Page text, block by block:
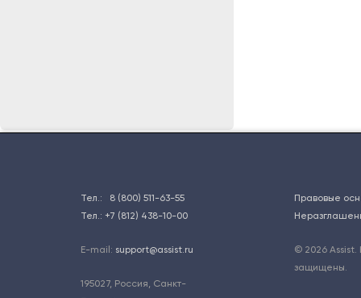
Тел.: 8 (800) 511-63-55
Тел.: +7 (812) 438-10-00
E-mail: support@assist.ru
195027, Россия, Санкт-
Правовые
© 2026 Assist.
защищены.